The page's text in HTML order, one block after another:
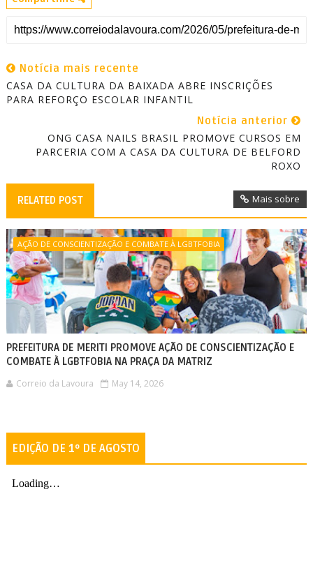
Notícia mais recente
CASA DA CULTURA DA BAIXADA ABRE INSCRIÇÕES
PARA REFORÇO ESCOLAR INFANTIL
Notícia anterior
ONG CASA NAILS BRASIL PROMOVE CURSOS EM
PARCERIA COM A CASA DA CULTURA DE BELFORD
ROXO
RELATED POST Mais sobre
AÇÃO DE CONSCIENTIZAÇÃO E COMBATE À LGBTFOBIA
PREFEITURA DE MERITI PROMOVE AÇÃO DE CONSCIENTIZAÇÃO E
COMBATE À LGBTFOBIA NA PRAÇA DA MATRIZ
Correio da Lavoura May 14, 2026
EDIÇÃO DE 1º DE AGOSTO